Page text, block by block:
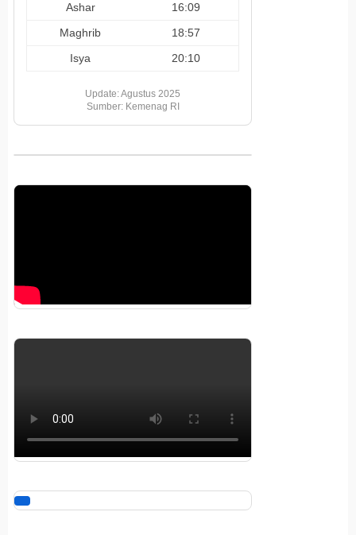
Ashar
16:09
Maghrib
18:57
Isya
20:10
Update: Agustus 2025
Sumber: Kemenag RI